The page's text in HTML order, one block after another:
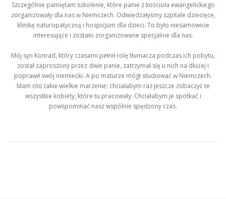
Szczególnie pamiętam szkolenie, które panie z kościoła ewangelickiego
zorganizowały dla nas w Niemczech. Odwiedzałyśmy szpitale dziecięce,
klinikę naturopatyczną i hospicjum dla dzieci. To było niesamowicie
interesujące i zostało zorganizowane specjalnie dla nas.
Mój syn Konrad, który czasami pełnił rolę tłumacza podczas ich pobytu,
został zaproszony przez dwie panie, zatrzymał się u nich na dłużej i
poprawił swój niemiecki. A po maturze mógł studiować w Niemczech.
Mam oto takie wielkie marzenie: chciałabym raz jeszcze zobaczyć te
wszystkie kobiety, które tu pracowały. Chciałabym je spotkać i
powspominać nasz wspólnie spędzony czas.